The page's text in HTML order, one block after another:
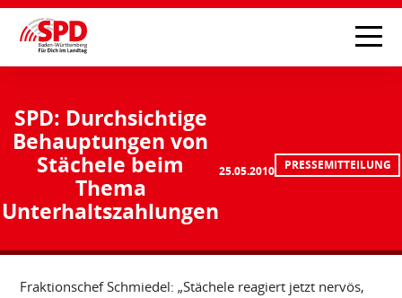
SPD: Durchsichtige
Behauptungen von
Stächele beim
Thema
Unterhaltszahlungen
25.05.2010 PRESSEMITTEILUNG
Fraktionschef Schmiedel: „Stächele reagiert jetzt nervös,